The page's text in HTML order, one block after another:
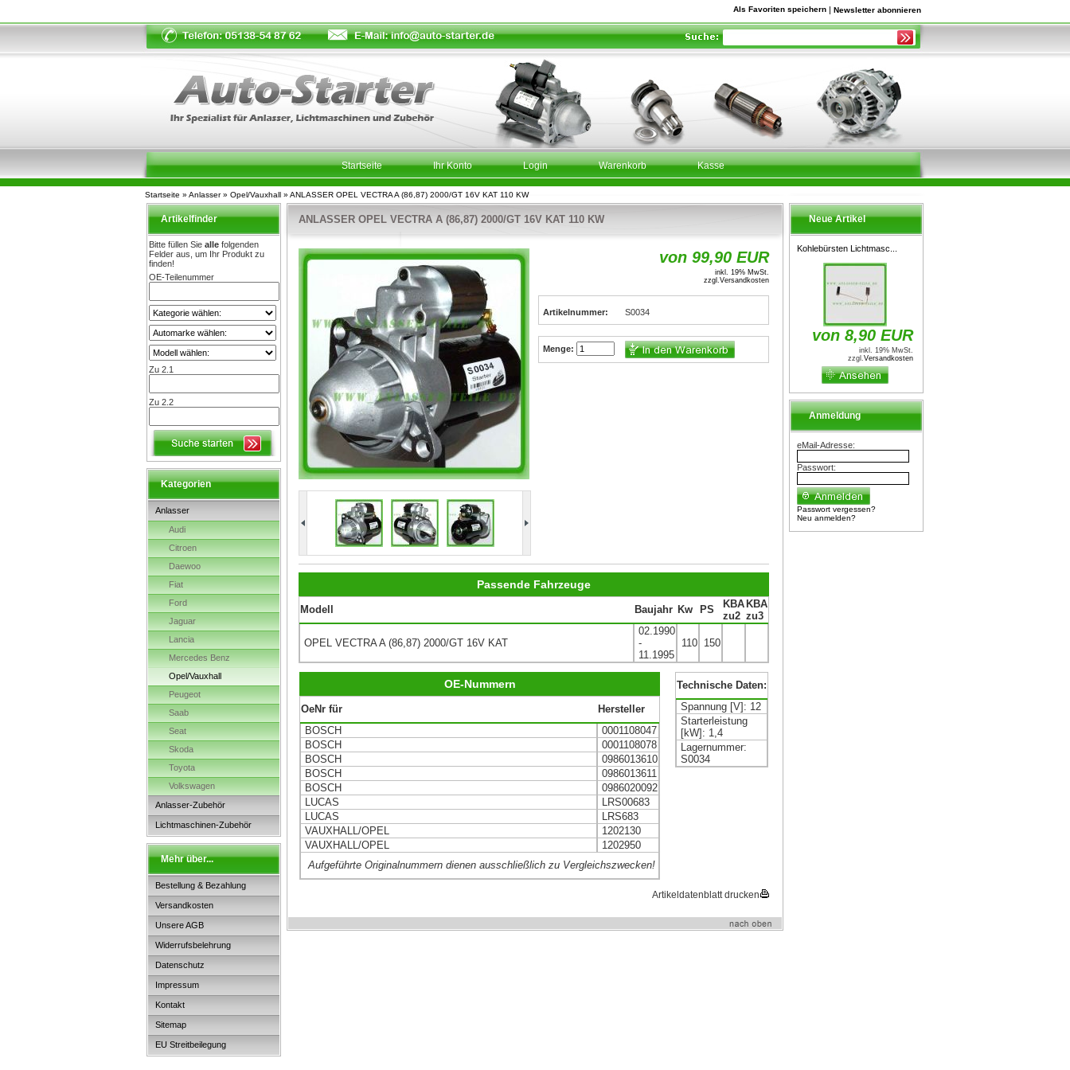
Startseite » Anlasser» Opel/Vauxhall » ANLASSER OPEL VECTRA A (86,87) 2000/GT 16V KAT 110 KW
Startseite Ihr Konto Login Warenkorb Kasse
Als Favoriten speichern | Newsletter abonnieren
Artikelfinder
Bitte füllen Sie alle folgenden
Felder aus, um Ihr Produkt zu
finden!
OE-Teilenummer
Zu 2.1
Zu 2.2
Kategorien
Anlasser
Audi
Citroen
Daewoo
Fiat
Ford
Jaguar
Lancia
Mercedes Benz
Opel/Vauxhall
Peugeot
Saab
Seat
Skoda
Toyota
Volkswagen
Anlasser-Zubehör
Lichtmaschinen-Zubehör
Mehr über...
Bestellung & Bezahlung
Versandkosten
Unsere AGB
Widerrufsbelehrung
Datenschutz
Impressum
Kontakt
Sitemap
EU Streitbeilegung
ANLASSER OPEL VECTRA A (86,87) 2000/GT 16V KAT 110 KW
von 99,90 EUR
inkl. 19% MwSt.
zzgl.Versandkosten
Artikelnummer: S0034
Menge:
Passende Fahrzeuge
Modell Baujahr Kw PS
KBA
zu2
KBA
zu3
OPEL VECTRA A (86,87) 2000/GT 16V KAT
02.1990
-
11.1995
110 150
OE-Nummern
OeNr für Hersteller
Aufgeführte Originalnummern dienen ausschließlich zu Vergleichszwecken!
BOSCH
0001108047
BOSCH
0001108078
BOSCH
0986013610
BOSCH
0986013611
BOSCH
0986020092
LUCAS
LRS00683
LUCAS
LRS683
VAUXHALL/OPEL
1202130
VAUXHALL/OPEL
1202950
Technische Daten:
Spannung [V]: 12
Starterleistung
[kW]: 1,4
Lagernummer:
S0034
Artikeldatenblatt drucken
Neue Artikel
Kohlebürsten Lichtmasc...
von 8,90 EUR
inkl. 19% MwSt.
zzgl.Versandkosten
Anmeldung
eMail-Adresse:
Passwort:
Passwort vergessen?
Neu anmelden?